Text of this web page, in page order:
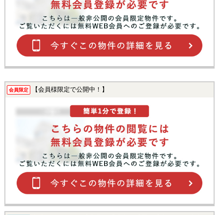
会員限定 【会員様限定で公開中！】